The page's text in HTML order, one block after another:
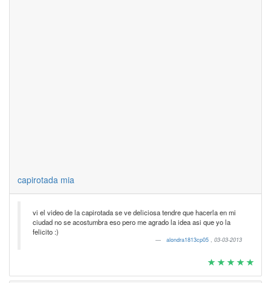
capirotada mia
vi el video de la capirotada se ve deliciosa tendre que hacerla en mi
ciudad no se acostumbra eso pero me agrado la idea asi que yo la
felicito :)
alondra1813cp05 , 03-03-2013